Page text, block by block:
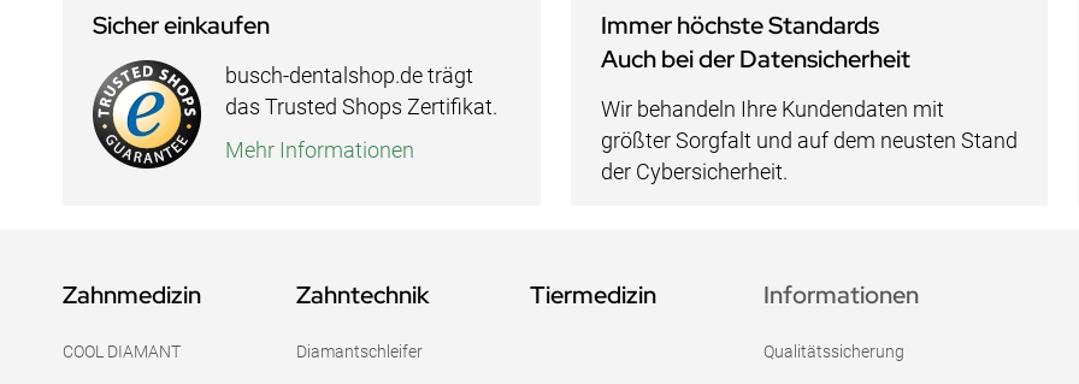
Sicher einkaufen
busch-dentalshop.de trägt
das Trusted Shops Zertifikat.
Mehr Informationen
Immer höchste Standards
Auch bei der Datensicherheit
Wir behandeln Ihre Kundendaten mit
größter Sorgfalt und auf dem neusten Stand
der Cybersicherheit.
Zahnmedizin
COOL DIAMANT
Zahntechnik
Diamantschleifer
Tiermedizin Informationen
Qualitätssicherung